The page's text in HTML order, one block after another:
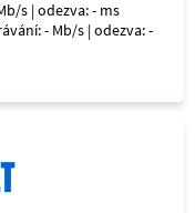
s | odezva: - ms
- Mb/s | odezva: -